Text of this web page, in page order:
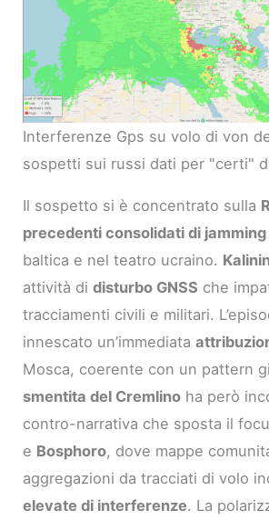
Interferenze Gps su volo di von
sospetti sui russi dati per "certi"
Il sospetto si è concentrato sulla
precedenti consolidati di jamming
baltica e nel teatro ucraino.
attività didisturbo GNSS che
tracciamenti civili e militari.
innescato un’immediata
Mosca, coerente con un pattern
smentita del Cremlino ha però
contro-narrativa che sposta il
e Bosphoro, dove mappe
aggregazioni da tracciati di volo
elevate di interferenze. La